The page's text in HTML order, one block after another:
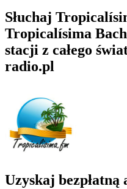
Słuchaj
Tropicalísima
stacji z całego
radio.pl
Uzyskaj